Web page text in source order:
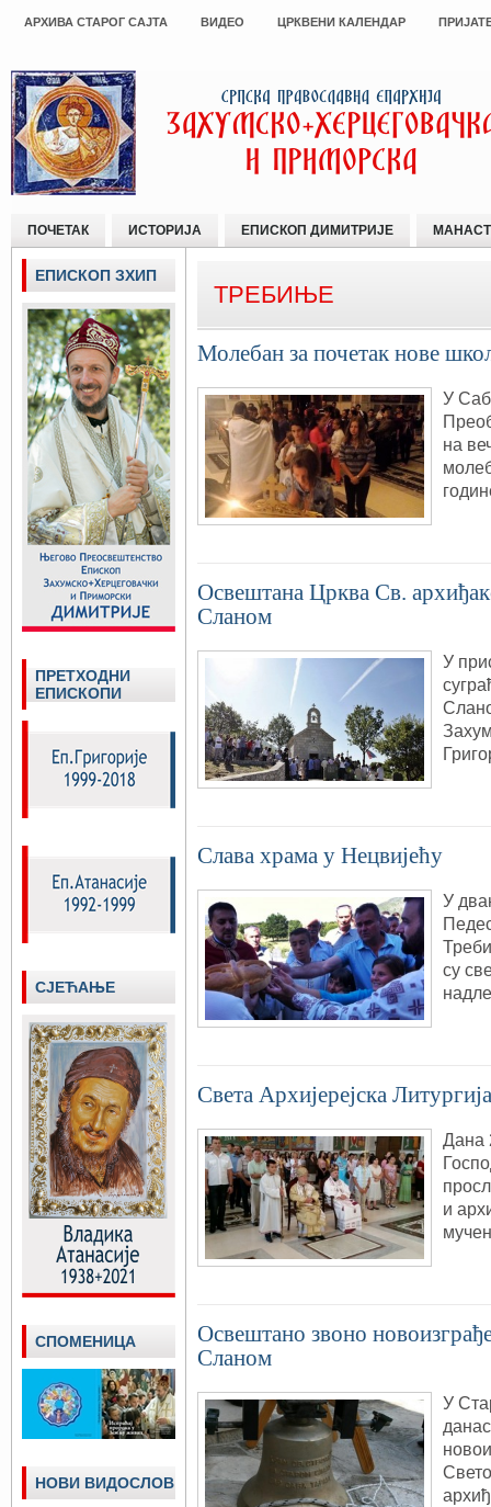
АРХИВА СТАРОГ САЈТА ВИДЕО ЦРКВЕНИ КАЛЕНДАР
ПОЧЕТАК ИСТОРИЈА ЕПИСКОП ДИМИТРИЈЕ
ТРЕБИЊЕ
Молебан за почетак нове
У
на
Oсвeштaнa Црквa Св.
Слaнoм
У
Слава храма у Нецвијећу
У
су
Света Архијерејска
Дана
и
Oсвештано звоно
Сланом
У
ЕПИСКОП ЗХИП
ПРЕТХОДНИ
ЕПИСКОПИ
СЈЕЋАЊЕ
СПОМЕНИЦА
НОВИ ВИДОСЛОВ